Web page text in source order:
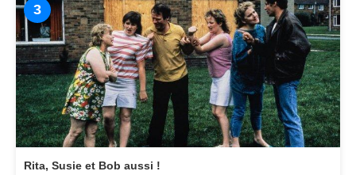
3
Rita, Susie et Bob aussi !